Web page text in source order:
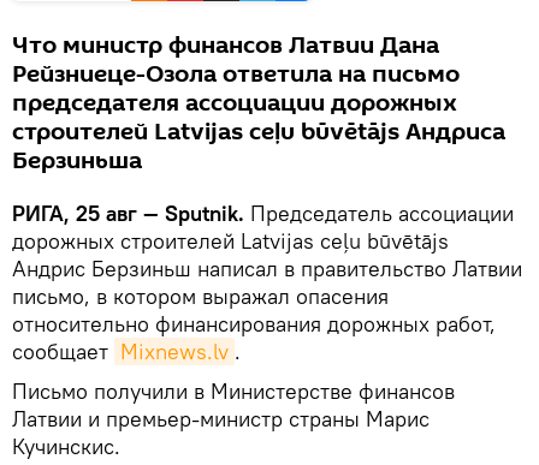
Что министр финансов Латвии Дана
Рейзниеце-Озола ответила на письмо
председателя ассоциации дорожных
строителей Latvijas ceļu būvētājs Андриса
Берзиньша
РИГА, 25 авг — Sputnik. Председатель ассоциации
дорожных строителей Latvijas ceļu būvētājs
Андрис Берзиньш написал в правительство Латвии
письмо, в котором выражал опасения
относительно финансирования дорожных работ,
сообщает Mixnews.lv .
Письмо получили в Министерстве финансов
Латвии и премьер-министр страны Марис
Кучинскис.